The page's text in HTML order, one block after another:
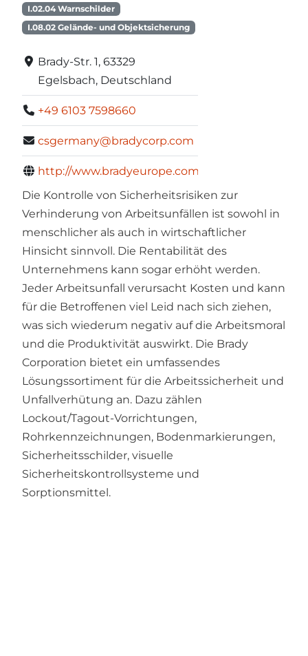
I.02.04 Warnschilder
I.08.02 Gelände- und Objektsicherung
Brady-Str. 1, 63329
Egelsbach, Deutschland
+49 6103 7598660
csgermany@bradycorp.com
http://www.bradyeurope.com
Die Kontrolle von Sicherheitsrisiken zur
Verhinderung von Arbeitsunfällen ist sowohl in
menschlicher als auch in wirtschaftlicher
Hinsicht sinnvoll. Die Rentabilität des
Unternehmens kann sogar erhöht werden.
Jeder Arbeitsunfall verursacht Kosten und kann
für die Betroffenen viel Leid nach sich ziehen,
was sich wiederum negativ auf die Arbeitsmoral
und die Produktivität auswirkt. Die Brady
Corporation bietet ein umfassendes
Lösungssortiment für die Arbeitssicherheit und
Unfallverhütung an. Dazu zählen
Lockout/Tagout-Vorrichtungen,
Rohrkennzeichnungen, Bodenmarkierungen,
Sicherheitsschilder, visuelle
Sicherheitskontrollsysteme und
Sorptionsmittel.